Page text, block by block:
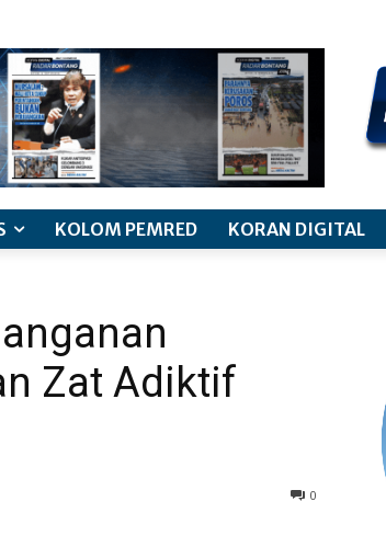
KOLOM PEMRED KORAN DIGITAL
Zat Adiktif
0